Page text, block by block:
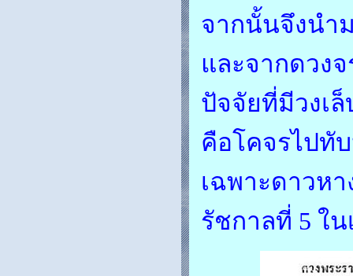
จากนั้นจึงนำ
และจากดวง
ปัจจัยที่มีวงเ
คือโคจรไปทั
เฉพาะดาวห
รัชกาลที่ 5 ใ